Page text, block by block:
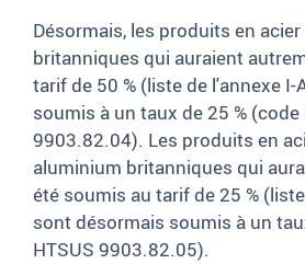
Désormais, les produits en
britanniques qui auraient
tarif de 50 % (liste de l'annexe
soumis à un taux de 25 % (code
9903.82.04). Les produits en
aluminium britanniques qui
été soumis au tarif de 25 %
sont désormais soumis à un
HTSUS 9903.82.05).